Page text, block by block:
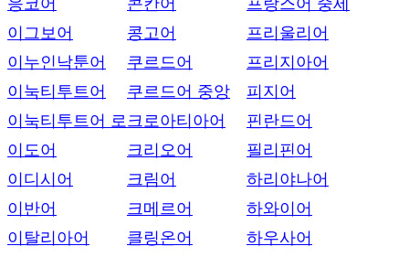
응코어
이그보어
이누인낙툰어
이눅티투트어
이눅티투트어 로
이도어
이디시어
이반어
이탈리아어
콘칸어
콩고어
쿠르드어
쿠르드어 중앙
크로아티아어
크리오어
크림어
크메르어
클링온어
프랑스어 중세
프리울리어
프리지아어
피지어
핀란드어
필리핀어
하리야나어
하와이어
하우사어